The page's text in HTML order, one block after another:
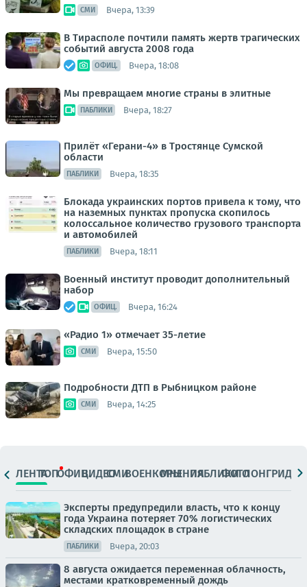
СМИ Вчера, 13:39
В Тирасполе почтили память жертв трагических
событий августа 2008 года
ОФИЦ. Вчера, 18:08
Мы превращаем многие страны в элитные
ПАБЛИКИ Вчера, 18:27
Прилёт «Герани-4» в Тростянце Сумской
области
ПАБЛИКИ Вчера, 18:35
Блокада украинских портов привела к тому, что
на наземных пунктах пропуска скопилось
колоссальное количество грузового транспорта
и автомобилей
ПАБЛИКИ Вчера, 18:11
Военный институт проводит дополнительный
набор
ОФИЦ. Вчера, 16:24
«Радио 1» отмечает 35-летие
СМИ Вчера, 15:50
Подробности ДТП в Рыбницком районе
СМИ Вчера, 14:25
ЛЕНТАТОПОФИЦ.ВИДЕОСМИВОЕНКОРЫМНЕНИЯПАБЛИКИ
ФОТОЛОНГРИДЫ
Эксперты предупредили власть, что к концу
года Украина потеряет 70% логистических
складских площадок в стране
ПАБЛИКИ Вчера, 20:03
8 августа ожидается переменная облачность,
местами кратковременный дождь